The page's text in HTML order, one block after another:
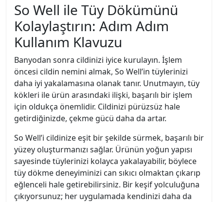
So Well ile Tüy Dökümünü
Kolaylaştırın: Adım Adım
Kullanım Klavuzu
Banyodan sonra cildinizi iyice kurulayın. İşlem
öncesi cildin nemini almak, So Well’in tüylerinizi
daha iyi yakalamasına olanak tanır. Unutmayın, tüy
kökleri ile ürün arasındaki ilişki, başarılı bir işlem
için oldukça önemlidir. Cildinizi pürüzsüz hale
getirdiğinizde, çekme gücü daha da artar.
So Well’i cildinize eşit bir şekilde sürmek, başarılı bir
yüzey oluşturmanızı sağlar. Ürünün yoğun yapısı
sayesinde tüylerinizi kolayca yakalayabilir, böylece
tüy dökme deneyiminizi can sıkıcı olmaktan çıkarıp
eğlenceli hale getirebilirsiniz. Bir keşif yolculuğuna
çıkıyorsunuz; her uygulamada kendinizi daha da